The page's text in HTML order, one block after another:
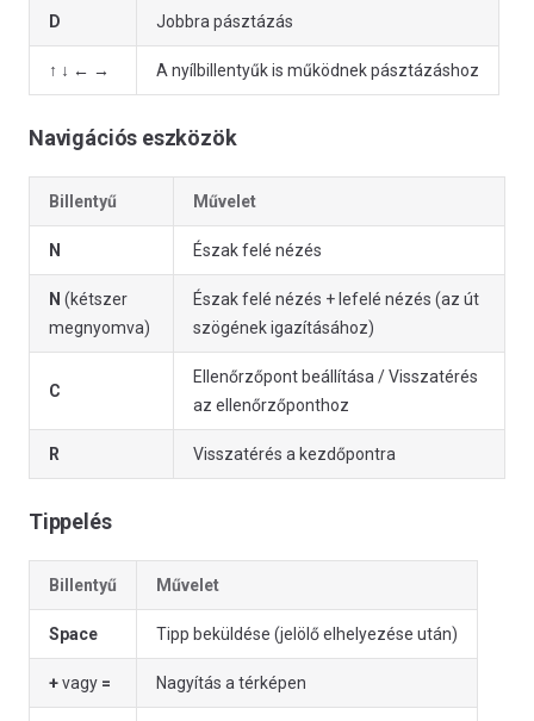
D Jobbra pásztázás
↑ ↓ ← → A nyílbillentyűk is működnek pásztázáshoz
Navigációs eszközök
Billentyű Művelet
N Észak felé nézés
N (kétszer
megnyomva)
Észak felé nézés + lefelé nézés (az út
szögének igazításához)
C
Ellenőrzőpont beállítása / Visszatérés
az ellenőrzőponthoz
R Visszatérés a kezdőpontra
Tippelés
Billentyű Művelet
Space Tipp beküldése (jelölő elhelyezése után)
+vagy = Nagyítás a térképen